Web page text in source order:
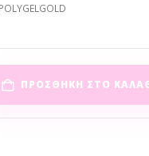
POLYGELGOLD
ΠΡΟΣΘΉΚΗ ΣΤΟ